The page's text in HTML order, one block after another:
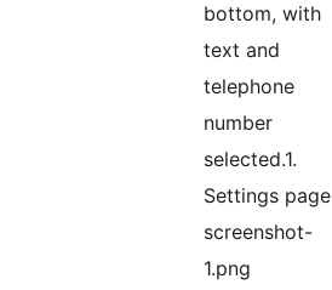
bottom, with
text and
telephone
number
selected.1.
Settings page
screenshot-
1.png